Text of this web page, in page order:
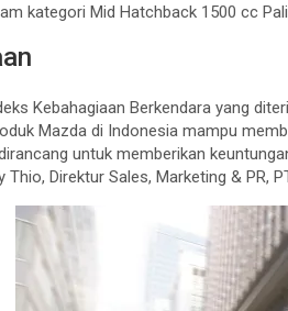
kategori Mid Hatchback 1500 cc
Kebahagiaan Berkendara yang
Mazda di Indonesia mampu
untuk memberikan
Thio, Direktur Sales, Marketing & PR,